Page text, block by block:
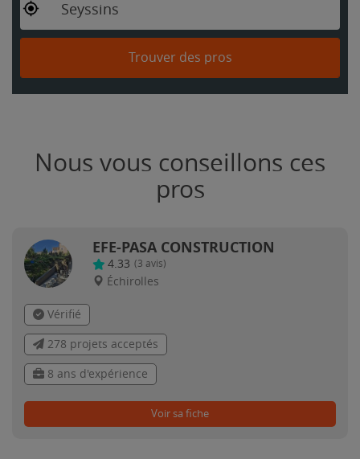
Seyssins
Trouver des pros
Nous vous conseillons ces
pros
EFE-PASA CONSTRUCTION
4.33 (3 avis)
Échirolles
Vérifié
278 projets acceptés
8 ans d'expérience
Voir sa fiche